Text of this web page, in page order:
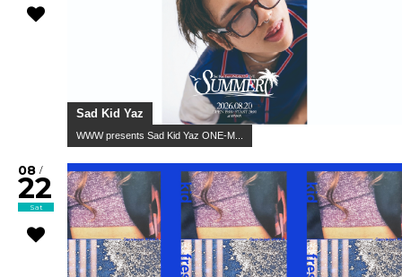
Sad Kid Yaz
WWW presents Sad Kid Yaz ONE-M...
08 /
22
Sat